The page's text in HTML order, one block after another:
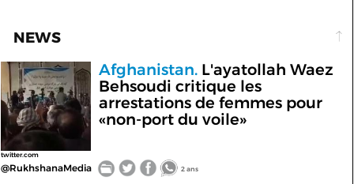
NEWS
twitter.com
Afghanistan.L'ayatollah Waez
Behsoudi critique les
arrestations de femmes pour
«non-port du voile»
@RukhshanaMedia 2 ans